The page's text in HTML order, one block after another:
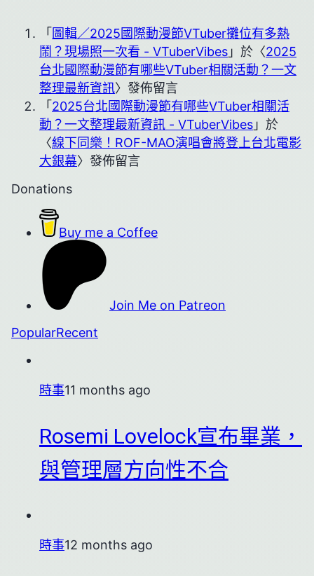
「 圖輯／2025國際動漫節VTuber攤位有多熱
鬧？現場照一次看 - VTuberVibes 」於〈2025
台北國際動漫節有哪些VTuber相關活動？一文
整理最新資訊〉發佈留言
「 2025台北國際動漫節有哪些VTuber相關活
動？一文整理最新資訊 - VTuberVibes 」於
〈線下同樂！ROF-MAO演唱會將登上台北電影
大銀幕〉發佈留言
Donations
Buy me a Coffee
Join Me on Patreon
PopularRecent
時事11 months ago
Rosemi Lovelock宣布畢業，
與管理層方向性不合
時事12 months ago